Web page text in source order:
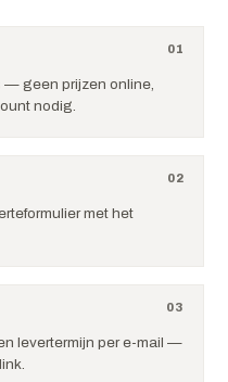
01
— geen prijzen online,
nodig.
02
met het
03
levertermijn per e-mail —